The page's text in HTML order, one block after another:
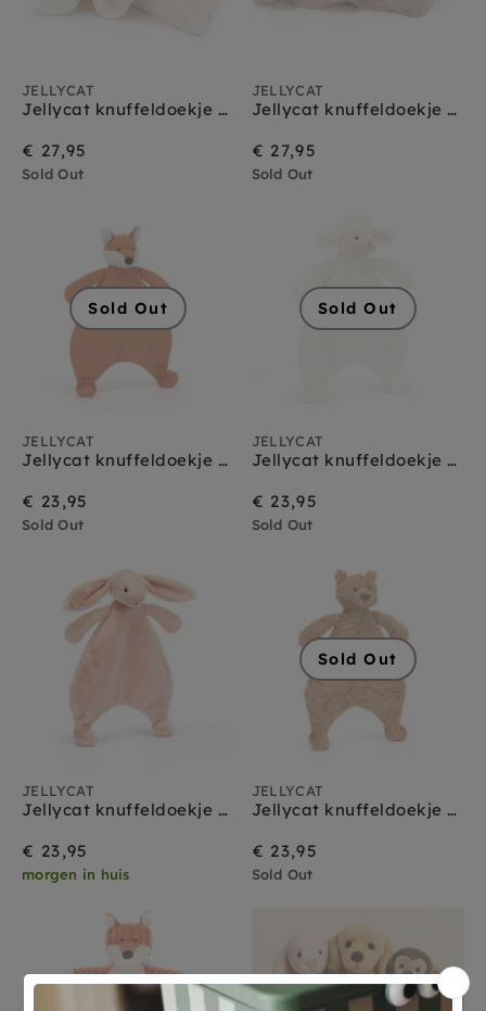
JELLYCAT
Jellycat knuffeldoekje en knuffel Bashful Snow Tiger
€ 27,95
Sold Out
JELLYCAT
Jellycat knuffeldoekje en knuffel bashful bunny beige
€ 27,95
Sold Out
Sold Out
JELLYCAT
Jellycat knuffeldoekje bashful fox cub
€ 23,95
Sold Out
Sold Out
JELLYCAT
Jellycat knuffeldoekje bashful lamb
€ 23,95
Sold Out
JELLYCAT
Jellycat knuffeldoekje bashful bunny blush
€ 23,95
morgen in huis
Sold Out
JELLYCAT
Jellycat knuffeldoekje Bartholomew bear
€ 23,95
Sold Out